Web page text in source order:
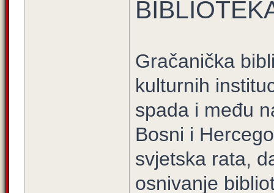
Gračanička
kulturnih
spada i među
Bosni i
svjetska rata,
osnivanje